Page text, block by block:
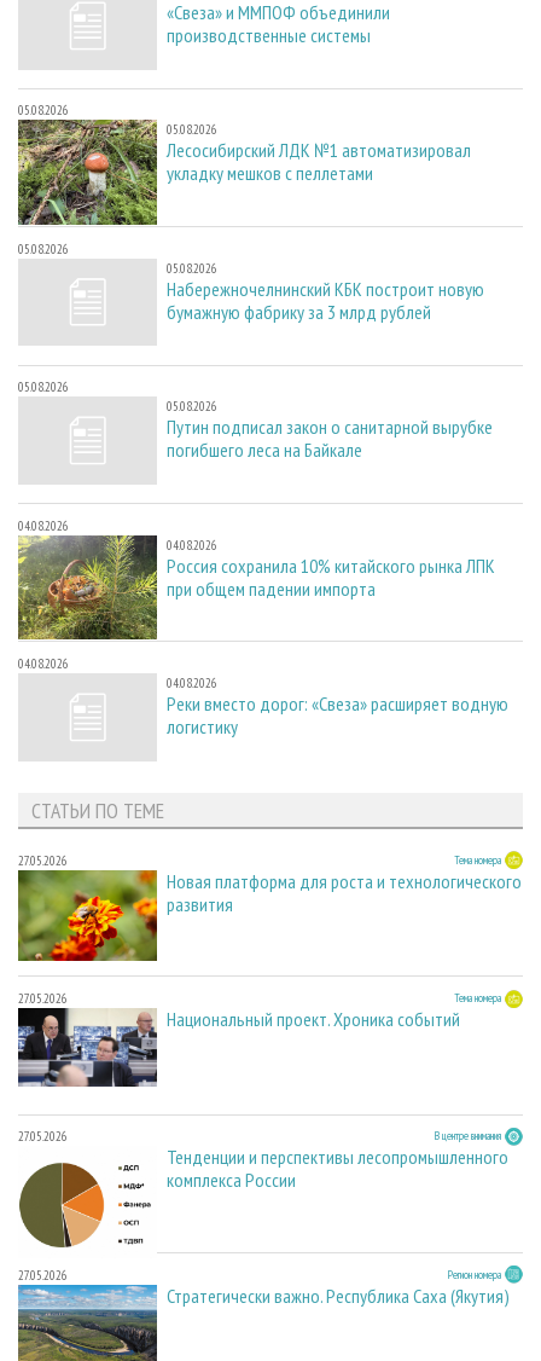
«Свеза» и ММПОФ объединили
производственные системы
05.08.2026
05.08.2026
Лесосибирский ЛДК №1 автоматизировал
укладку мешков с пеллетами
05.08.2026
05.08.2026
Набережночелнинский КБК построит новую
бумажную фабрику за 3 млрд рублей
05.08.2026
05.08.2026
Путин подписал закон о санитарной вырубке
погибшего леса на Байкале
04.08.2026
04.08.2026
Россия сохранила 10% китайского рынка ЛПК
при общем падении импорта
04.08.2026
04.08.2026
Реки вместо дорог: «Свеза» расширяет водную
логистику
СТАТЬИ ПО ТЕМЕ
27.05.2026 Тема номера
Новая платформа для роста и технологического
развития
27.05.2026 Тема номера
Национальный проект. Хроника событий
27.05.2026 В центре внимания
Тенденции и перспективы лесопромышленного
комплекса России
27.05.2026 Регион номера
Стратегически важно. Республика Саха (Якутия)